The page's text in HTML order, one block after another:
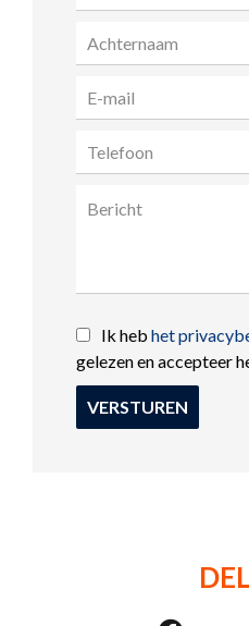
Ik heb het
gelezen en accepteer
VERSTUREN